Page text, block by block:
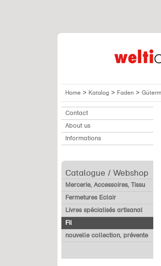
Home > Katalog > Faden >
Contact
About us
Informations
Catalogue / Webshop
Mercerie, Accessoires, Tissu
Fermetures Eclair
Livres spécialisés artisanal
Fil
nouvelle collection, prévente